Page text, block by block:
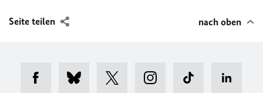
Seite teilen nach oben